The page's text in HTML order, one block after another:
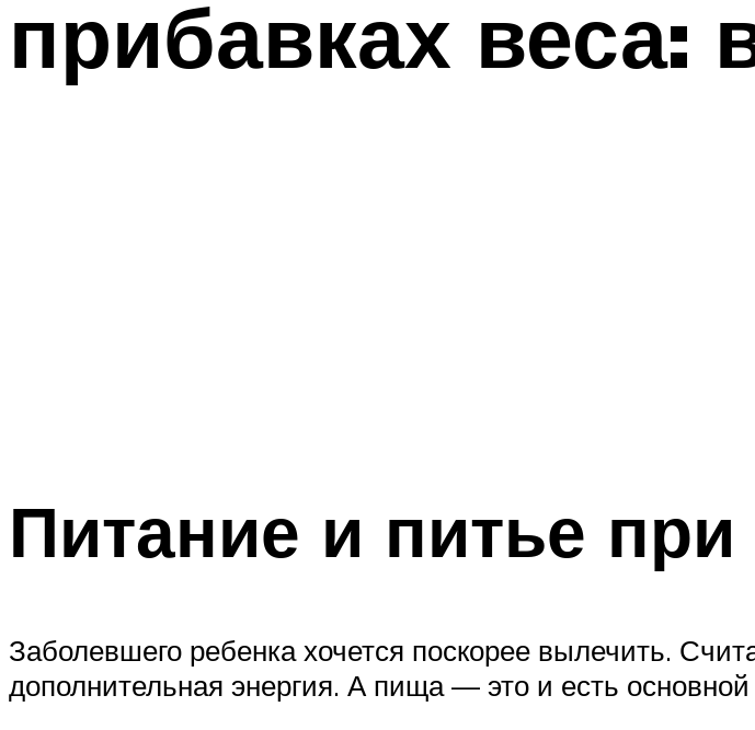
прибавках веса:
Питание и питье
Заболевшего ребенка хочется поскорее вылечить.
дополнительная энергия. А пища — это и есть